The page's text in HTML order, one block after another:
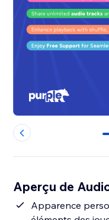
0
Aperçu de
Apparence